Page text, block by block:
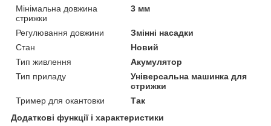
Мінімальна довжина
стрижки
3 мм
Регулювання довжини
Змінні насадки
Стан
Новий
Тип живлення
Акумулятор
Тип приладу
Універсальна машинка для
стрижки
Тример для окантовки
Так
Додаткові функції і характеристики